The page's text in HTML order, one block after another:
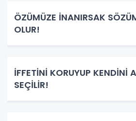
ÖZÜMÜZE İNANIRSAK SÖZÜMÜZ DOĞRU
OLUR!
İFFETİNİ KORUYUP KENDİNİ
SEÇİLİR!